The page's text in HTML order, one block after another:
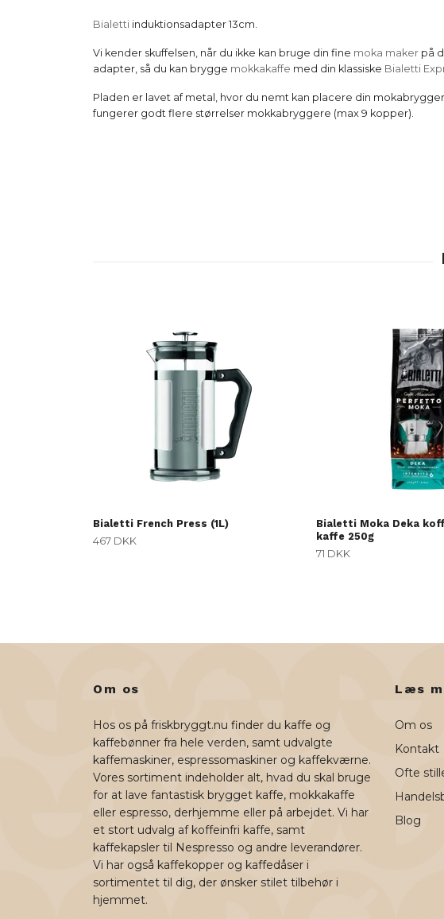
Bialetti induktionsadapter 13cm.
Vi kender skuffelsen, når du ikke kan bruge din fine moka maker på
adapter, så du kan brygge mokkakaffe med din klassiske Bialetti
Pladen er lavet af metal, hvor du nemt kan placere din
fungerer godt flere størrelser mokkabryggere (max 9 kopper).
Bialetti French Press (1L)
467 DKK
Bialetti Moka Deka
kaffe 250g
71 DKK
Om os
Hos os på friskbryggt.nu finder du kaffe og
kaffebønner fra hele verden, samt udvalgte
kaffemaskiner, espressomaskiner og kaffekværne.
Vores sortiment indeholder alt, hvad du skal bruge
for at lave fantastisk brygget kaffe, mokkakaffe
eller espresso, derhjemme eller på arbejdet. Vi har
et stort udvalg af koffeinfri kaffe, samt
kaffekapsler til Nespresso og andre leverandører.
Vi har også kaffekopper og kaffedåser i
sortimentet til dig, der ønsker stilet tilbehør i
hjemmet.
Læs
Om os
Kontakt
Ofte
Blog